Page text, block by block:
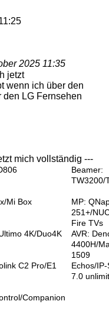
2025 11:35
jetzt
wenn ich über den
den LG Fernsehen
mich vollständig ---
Beamer:
TW3200/
Mi Box
MP:
251+/
Fire TVs
4K/Duo4K
AVR:
4400H/
1509
C2 Pro/E1
Echos/
7.0
Companion